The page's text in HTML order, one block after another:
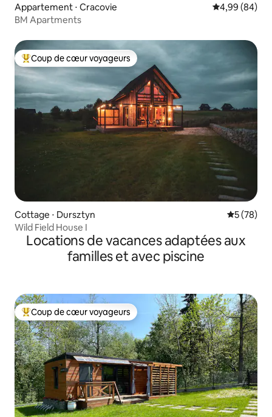
Appartement ⋅ Cracovie Évaluation
4,99 (84)
BM Apartments
Coups de cœur voyageurs les plus appréciés
Coup de cœur voyageurs
Cottage ⋅ Dursztyn
5 (78)
Wild Field House I
Locations de vacances adaptées aux
familles et avec piscine
Coups de cœur voyageurs les plus appréciés
Coup de cœur voyageurs